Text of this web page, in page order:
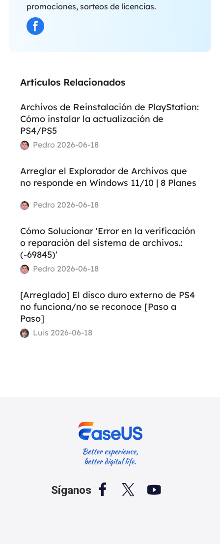
promociones, sorteos de licencias.
Artículos Relacionados
Archivos de Reinstalación de PlayStation:
Cómo instalar la actualización de
PS4/PS5
Pedro 2026-06-18
Arreglar el Explorador de Archivos que
no responde en Windows 11/10 | 8 Planes
Pedro 2026-06-18
Cómo Solucionar 'Error en la verificación
o reparación del sistema de archivos.:
(-69845)'
Pedro 2026-06-18
[Arreglado] El disco duro externo de PS4
no funciona/no se reconoce [Paso a
Paso]
Luis 2026-06-18
Síganos   